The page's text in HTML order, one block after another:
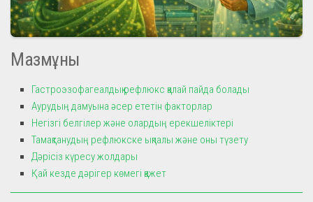
Мазмұны
Гастроэзофагеалдық рефлюкс қалай пайда болады
Аурудың дамуына әсер ететін факторлар
Негізгі белгілер және олардың ерекшеліктері
Тамақтанудың рефлюкске ықпалы және оны түзету
Дәрісіз күресу жолдары
Қай кезде дәрігер көмегі қажет